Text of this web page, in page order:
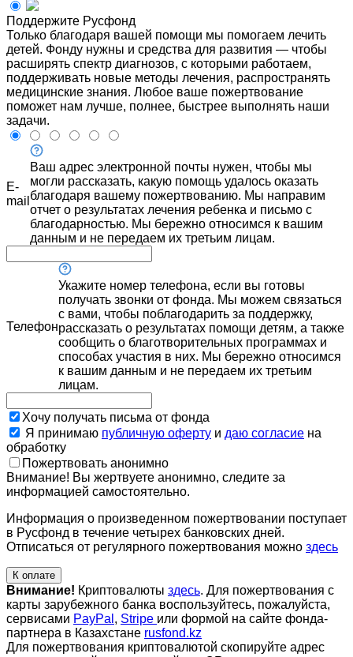
Поддержите Русфонд
Только благодаря вашей помощи мы помогаем лечить
детей. Фонду нужны и средства для развития — чтобы
расширять спектр диагнозов, с которыми работаем,
поддерживать новые методы лечения, распространять
медицинские знания. Любое ваше пожертвование
поможет нам лучше, полнее, быстрее выполнять наши
задачи.
E-
mail
Ваш адрес электронной почты нужен, чтобы мы
могли рассказать, какую помощь удалось оказать
благодаря вашему пожертвованию. Мы направим
отчет о результатах лечения ребенка и письмо с
благодарностью. Мы бережно относимся к вашим
данным и не передаем их третьим лицам.
Телефон
Укажите номер телефона, если вы готовы
получать звонки от фонда. Мы можем связаться
с вами, чтобы поблагодарить за поддержку,
рассказать о результатах помощи детям, а также
сообщить о благотворительных программах и
способах участия в них. Мы бережно относимся
к вашим данным и не передаем их третьим
лицам.
Хочу получать письма от фонда
Я принимаю публичную оферту и даю согласие на
обработку
Пожертвовать анонимно
Внимание! Вы жертвуете анонимно, следите за
информацией самостоятельно.
Информация о произведенном пожертвовании поступает
в Русфонд в течение четырех банковских дней.
Отписаться от регулярного пожертвования можно здесь
К оплате
Внимание! Криптовалюты здесь. Для пожертвования с
карты зарубежного банка воспользуйтесь, пожалуйста,
сервисами PayPal , Stripe или формой на сайте фонда-
партнера в Казахстане rusfond.kz
Для пожертвования криптовалютой скопируйте адрес